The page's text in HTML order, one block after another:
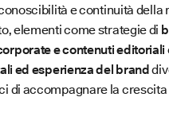
e continuità della
elementi come strategie di
e contenuti editoriali
ed esperienza del brand
di accompagnare la crescita